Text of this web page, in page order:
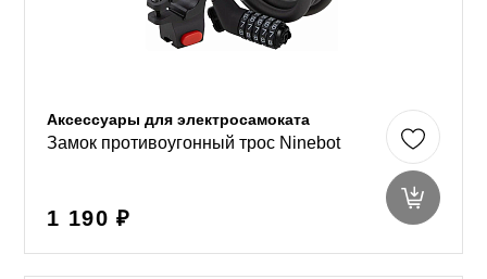
Аксессуары для электросамоката
Замок противоугонный трос Ninebot
1 190 ₽